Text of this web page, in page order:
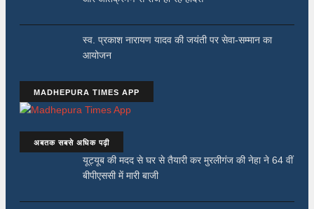
स्व. प्रकाश नारायण यादव की जयंती पर सेवा-सम्मान का
आयोजन
MADHEPURA TIMES APP
अबतक सबसे अधिक पढ़ी
यूट्यूब की मदद से घर से तैयारी कर मुरलीगंज की नेहा ने 64 वीं
बीपीएससी में मारी बाजी